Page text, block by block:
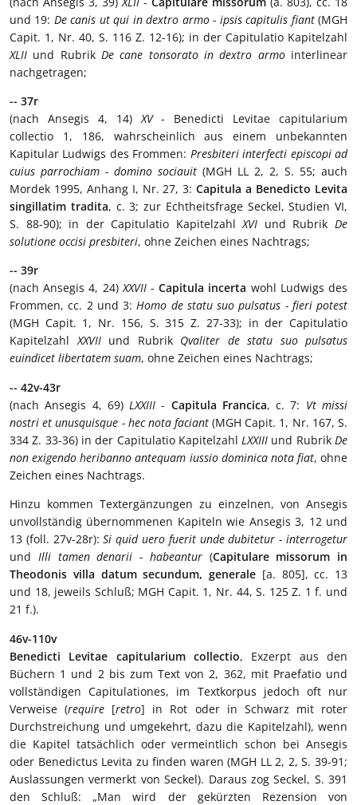
und 19: De canis ut qui in dextro armo - ipsis capitulis fiant(MGH
Capit. 1, Nr. 40, S. 116 Z. 12-16); in der Capitulatio Kapitelzahl
XLII und Rubrik De cane tonsorato in dextro armointerlinear
nachgetragen;
-- 37r
(nach Ansegis 4, 14)XV- Benedicti Levitae capitularium
collectio 1, 186, wahrscheinlich aus einem unbekannten
Kapitular Ludwigs des Frommen: Presbiteri interfecti episcopi ad
cuius parrochiam - domino sociauit (MGH LL 2, 2, S. 55; auch
Mordek 1995, Anhang I, Nr. 27, 3:Capitula a Benedicto Levita
singillatim tradita, c. 3; zur Echtheitsfrage Seckel, Studien VI,
S. 88-90); in der Capitulatio KapitelzahlXVI und RubrikDe
solutione occisi presbiteri, ohne Zeichen eines Nachtrags;
-- 39r
(nach Ansegis 4, 24)XXVII-Capitula incerta wohl Ludwigs des
Frommen, cc. 2 und 3:Homo de statu suo pulsatus - fieri potest
(MGH Capit. 1, Nr. 156, S. 315 Z. 27-33); in der Capitulatio
KapitelzahlXXVIIund Rubrik Qvaliter de statu suo pulsatus
euindicet libertatem suam, ohne Zeichen eines Nachtrags;
-- 42v-43r
(nach Ansegis 4, 69) LXXIII - Capitula Francica, c. 7: Vt missi
nostri et unusquisque - hec nota faciant (MGH Capit. 1, Nr. 167, S.
334 Z. 33-36) in der Capitulatio Kapitelzahl LXXIII und Rubrik De
non exigendo heribanno antequam iussio dominica nota fiat, ohne
Zeichen eines Nachtrags.
Hinzu kommen Textergänzungen zu einzelnen, von Ansegis
unvollständig übernommenen Kapiteln wie Ansegis 3, 12 und
13 (foll. 27v-28r):Si quid uero fuerit unde dubitetur - interrogetur
und Illi tamen denarii - habeantur(Capitulare missorum in
Theodonis villa datum secundum, generale [a. 805], cc. 13
und 18, jeweils Schluß; MGH Capit. 1, Nr. 44, S. 125 Z. 1 f. und
21 f.).
46v-110v
Benedicti Levitae capitularium collectio, Exzerpt aus den
Büchern 1 und 2 bis zum Text von 2, 362, mit Praefatio und
vollständigen Capitulationes, im Textkorpus jedoch oft nur
Verweise (require [retro] in Rot oder in Schwarz mit roter
Durchstreichung und umgekehrt, dazu die Kapitelzahl), wenn
die Kapitel tatsächlich oder vermeintlich schon bei Ansegis
oder Benedictus Levita zu finden waren (MGH LL 2, 2, S. 39-91;
Auslassungen vermerkt von Seckel). Daraus zog Seckel, S. 391
den Schluß: „Man wird der gekürzten Rezension von